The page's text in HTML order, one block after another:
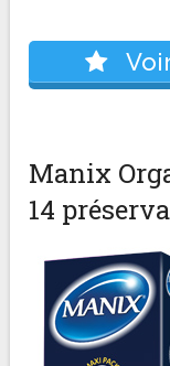
Manix
14